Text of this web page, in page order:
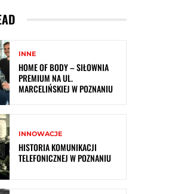
INNE
HOME OF BODY – SIŁOWNIA
PREMIUM NA UL.
MARCELIŃSKIEJ W POZNANIU
INNOWACJE
HISTORIA KOMUNIKACJI
TELEFONICZNEJ W POZNANIU